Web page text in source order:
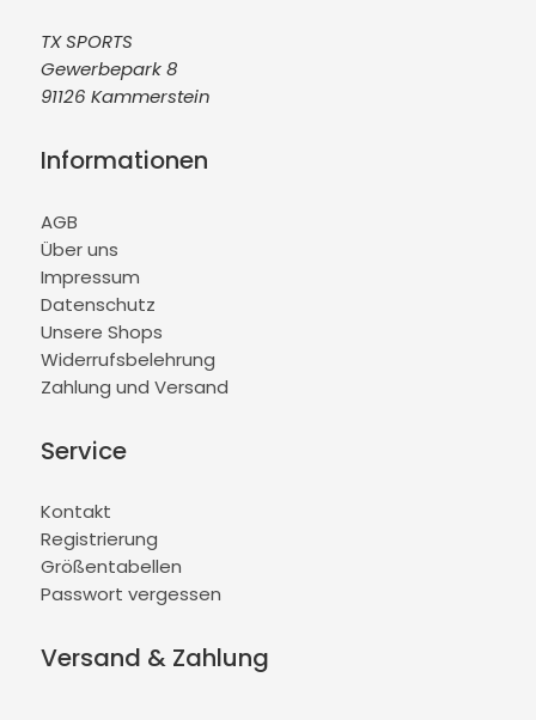
TX SPORTS
Gewerbepark 8
91126 Kammerstein
Informationen
AGB
Über uns
Impressum
Datenschutz
Unsere Shops
Widerrufsbelehrung
Zahlung und Versand
Service
Kontakt
Registrierung
Größentabellen
Passwort vergessen
Versand & Zahlung